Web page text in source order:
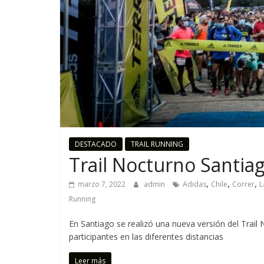
n
n
i
n
gDESTACADO TRAIL RUNNING
Trail Nocturno
marzo 7, 2022 admin Adidas, Chile, Correr,
Running
En Santiago se realizó una nueva versión del
participantes en las diferentes distancias
Leer más